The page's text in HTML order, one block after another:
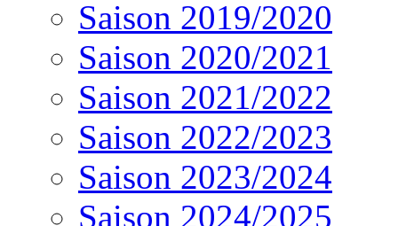
Saison 2019/2020
Saison 2020/2021
Saison 2021/2022
Saison 2022/2023
Saison 2023/2024
Saison 2024/2025